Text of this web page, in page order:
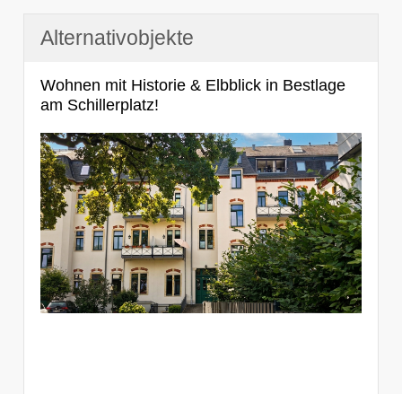
Alternativobjekte
Wohnen mit Historie & Elbblick in Bestlage
am Schillerplatz!